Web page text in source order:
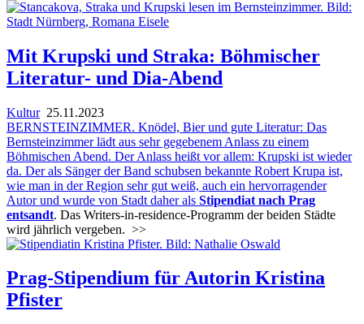
Mit Krupski und Straka: Böhmischer
Literatur- und Dia-Abend
Kultur25.11.2023
BERNSTEINZIMMER. Knödel, Bier und gute Literatur: Das
Bernsteinzimmer lädt aus sehr gegebenem Anlass zu einem
Böhmischen Abend. Der Anlass heißt vor allem: Krupski ist wieder
da. Der als Sänger der Band schubsen bekannte Robert Krupa ist,
wie man in der Region sehr gut weiß, auch ein hervorragender
Autor und wurde von Stadt daher als Stipendiat nach Prag
entsandt. Das Writers-in-residence-Programm der beiden Städte
wird jährlich vergeben. >>
Prag-Stipendium für Autorin Kristina
Pfister